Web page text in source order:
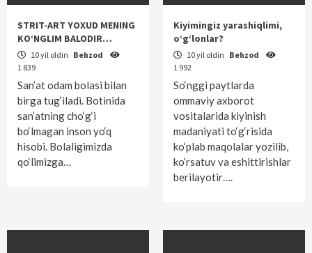
STRIT-ART YOXUD MENING
KO‘NGLIM BALODIR…
10 yil oldin Behzod
1 839
San’at odam bolasi bilan
birga tug‘iladi. Botinida
san’atning cho‘g‘i
bo‘lmagan inson yo‘q
hisobi. Bolaligimizda
qo‘limizga…
Kiyimingiz yarashiqlimi,
o‘g‘lonlar?
10 yil oldin Behzod
1 992
So‘nggi paytlarda
ommaviy axborot
vositalarida kiyinish
madaniyati to‘g‘risida
ko‘plab maqolalar yozilib,
ko‘rsatuv va eshittirishlar
berilayotir….